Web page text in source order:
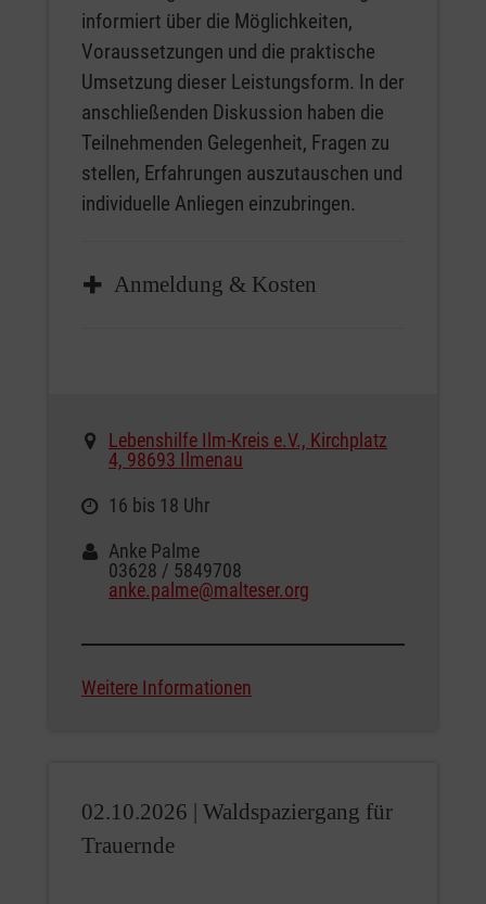
informiert über die Möglichkeiten,
Voraussetzungen und die praktische
Umsetzung dieser Leistungsform. In der
anschließenden Diskussion haben die
Teilnehmenden Gelegenheit, Fragen zu
stellen, Erfahrungen auszutauschen und
individuelle Anliegen einzubringen.
Anmeldung & Kosten
Lebenshilfe Ilm-Kreis e.V., Kirchplatz
4, 98693 Ilmenau
16 bis 18 Uhr
Anke Palme
03628 / 5849708
anke.palme@malteser.org
Weitere Informationen
02.10.2026 | Waldspaziergang für
Trauernde